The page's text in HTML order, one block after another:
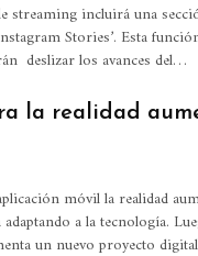
streaming incluirá una
Stories’. Esta
deslizar los avances del…
la realidad
móvil la realidad
adaptando a la tecnología.
un nuevo proyecto